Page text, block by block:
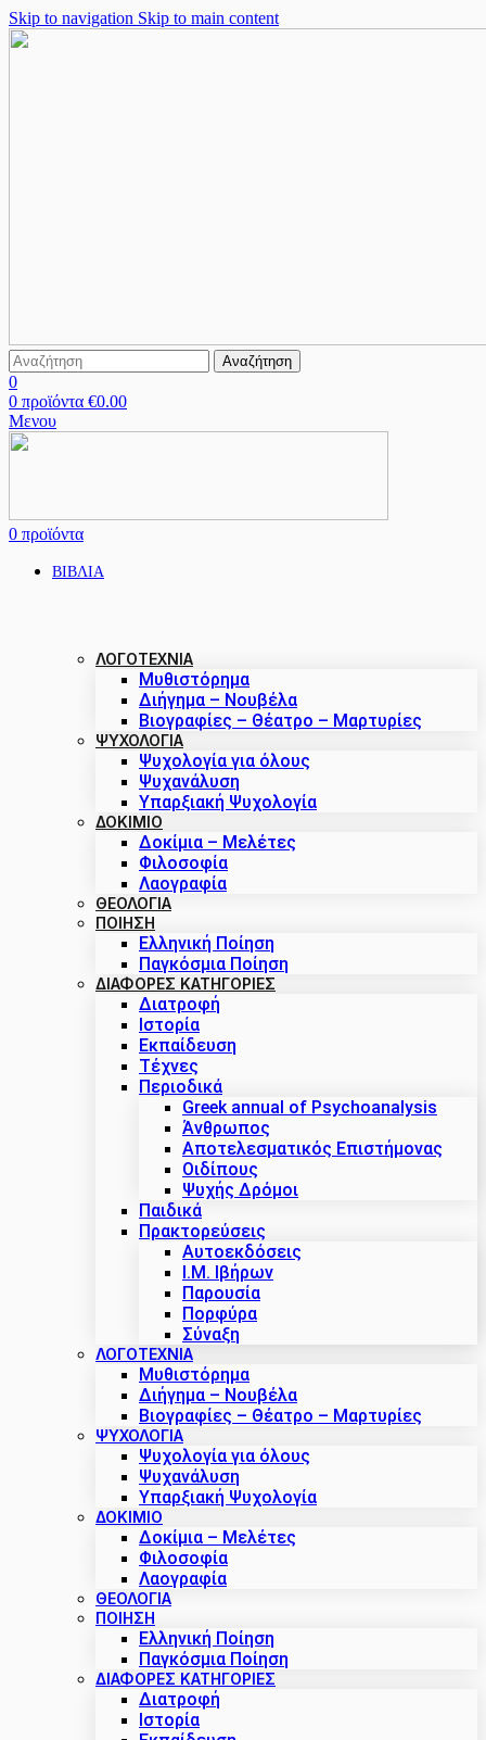
Skip to navigation Skip to main content
Αναζήτηση
0
0 προϊόντα €0.00
Μενου
0 προϊόντα
ΒΙΒΛΙΑ
ΛΟΓΟΤΕΧΝΙΑ
Μυθιστόρημα
Διήγημα – Νουβέλα
Βιογραφίες – Θέατρο – Μαρτυρίες
ΨΥΧΟΛΟΓΙΑ
Ψυχολογία για όλους
Ψυχανάλυση
Υπαρξιακή Ψυχολογία
ΔΟΚΊΜΙΟ
Δοκίμια – Μελέτες
Φιλοσοφία
Λαογραφία
ΘΕΟΛΟΓΙΑ
ΠΟΙΗΣΗ
Ελληνική Ποίηση
Παγκόσμια Ποίηση
ΔΙΑΦΟΡΕΣ ΚΑΤΗΓΟΡΙΕΣ
Διατροφή
Ιστορία
Εκπαίδευση
Τέχνες
Περιοδικά
Greek annual of Psychoanalysis
Άνθρωπος
Αποτελεσματικός Επιστήμονας
Οιδίπους
Ψυχής Δρόμοι
Παιδικά
Πρακτoρεύσεις
Αυτοεκδόσεις
Ι.Μ. Ιβήρων
Παρουσία
Πορφύρα
Σύναξη
ΛΟΓΟΤΕΧΝΙΑ
Μυθιστόρημα
Διήγημα – Νουβέλα
Βιογραφίες – Θέατρο – Μαρτυρίες
ΨΥΧΟΛΟΓΙΑ
Ψυχολογία για όλους
Ψυχανάλυση
Υπαρξιακή Ψυχολογία
ΔΟΚΊΜΙΟ
Δοκίμια – Μελέτες
Φιλοσοφία
Λαογραφία
ΘΕΟΛΟΓΙΑ
ΠΟΙΗΣΗ
Ελληνική Ποίηση
Παγκόσμια Ποίηση
ΔΙΑΦΟΡΕΣ ΚΑΤΗΓΟΡΙΕΣ
Διατροφή
Ιστορία